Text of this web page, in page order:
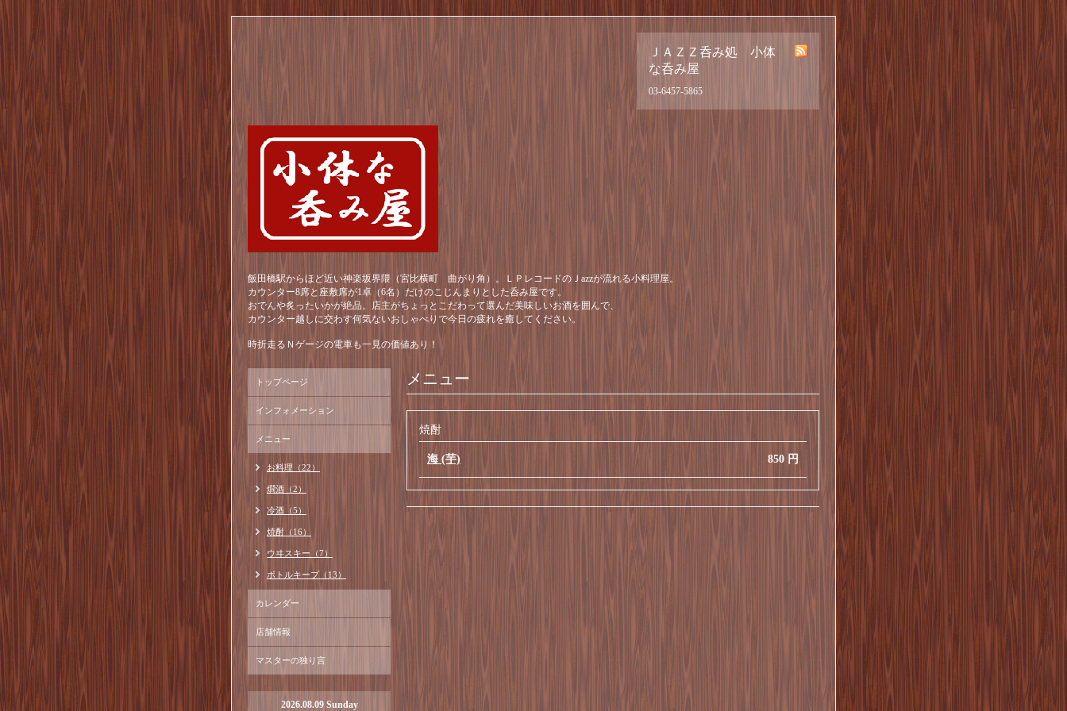
ＪＡＺＺ呑み処 小体
な呑み屋
03-6457-5865
飯田橋駅からほど近い神楽坂界隈（宮比横町 曲がり角）。ＬＰレコードのＪazzが流れる小料理屋。
カウンター8席と座敷席が1卓（6名）だけのこじんまりとした呑み屋です。
おでんや炙ったいかが絶品。店主がちょっとこだわって選んだ美味しいお酒を囲んで、
カウンター越しに交わす何気ないおしゃべりで今日の疲れを癒してください。
時折走るＮゲージの電車も一見の価値あり！
メニュー
焼酎
850 円
海 (芋)
トップページ
インフォメーション
メニュー
お料理（22）
燗酒（2）
冷酒（5）
焼酎（16）
ウヰスキー（7）
ボトルキープ（13）
カレンダー
店舗情報
マスターの独り言
2026.08.09 Sunday